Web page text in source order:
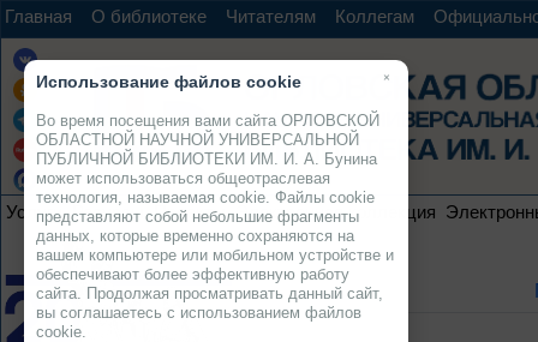
Главная О библиотеке Читателям Коллегам
Услуги Ресурсы Проекты Электронная коллекция
×
Использование файлов cookie
Во время посещения вами сайта ОРЛОВСКОЙ
ОБЛАСТНОЙ НАУЧНОЙ УНИВЕРСАЛЬНОЙ
ПУБЛИЧНОЙ БИБЛИОТЕКИ ИМ. И. А. Бунина
может использоваться общеотраслевая
технология, называемая cookie. Файлы cookie
представляют собой небольшие фрагменты
данных, которые временно сохраняются на
вашем компьютере или мобильном устройстве и
обеспечивают более эффективную работу
сайта. Продолжая просматривать данный сайт,
вы соглашаетесь с использованием файлов
cookie.